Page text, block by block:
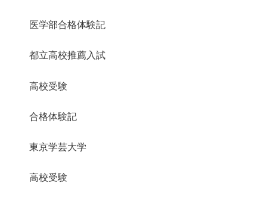
医学部合格体験記
都立高校推薦入試
高校受験
合格体験記
東京学芸大学
高校受験